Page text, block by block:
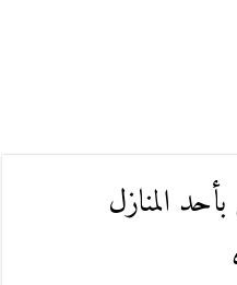
المنازل